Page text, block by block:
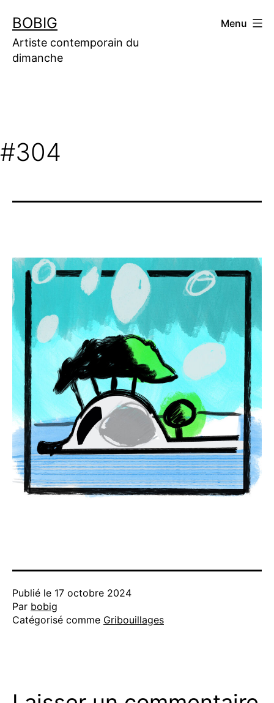
contenu
BOBIG
Artiste contemporain du
dimanche
Menu
#304
Publié le 17 octobre 2024
Par bobig
Catégorisé comme Gribouillages